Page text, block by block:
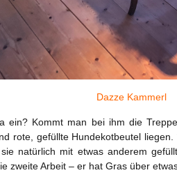
Dazze Kammerl
ein? Kommt man bei ihm die
rote, gefüllte Hundekotbeutel
natürlich mit etwas anderem
zweite Arbeit – er hat Gras über